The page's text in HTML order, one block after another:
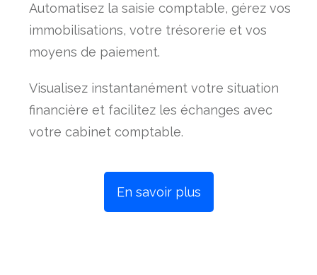
Automatisez la saisie comptable, gérez vos
immobilisations, votre trésorerie et vos
moyens de paiement.
Visualisez instantanément votre situation
financière et facilitez les échanges avec
votre cabinet comptable.
En savoir plus